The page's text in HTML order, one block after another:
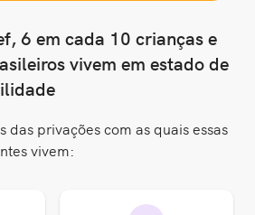
6 em cada 10 crianças e
vivem em estado de
das privações com as quais essas
vivem: